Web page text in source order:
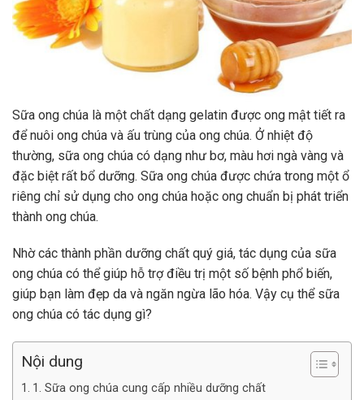
Sữa ong chúa là một chất dạng gelatin được ong mật tiết ra
để nuôi ong chúa và ấu trùng của ong chúa. Ở nhiệt độ
thường, sữa ong chúa có dạng như bơ, màu hơi ngà vàng và
đặc biệt rất bổ dưỡng. Sữa ong chúa được chứa trong một ổ
riêng chỉ sử dụng cho ong chúa hoặc ong chuẩn bị phát triển
thành ong chúa.
Nhờ các thành phần dưỡng chất quý giá, tác dụng của sữa
ong chúa có thể giúp hỗ trợ điều trị một số bệnh phổ biến,
giúp bạn làm đẹp da và ngăn ngừa lão hóa. Vậy cụ thể sữa
ong chúa có tác dụng gì?
Nội dung
1. Sữa ong chúa cung cấp nhiều dưỡng chất